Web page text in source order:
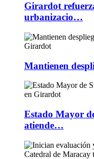
Girardot
urbanizacio…
Mantienen
Estado Mayor
atiende…